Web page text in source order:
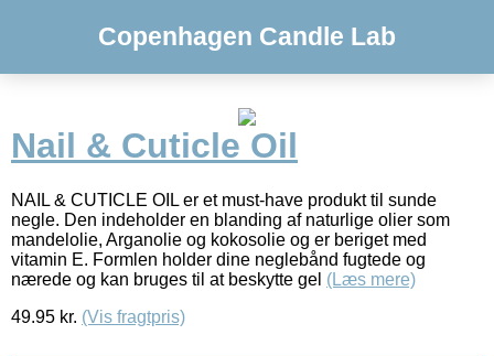
Copenhagen Candle Lab
Nail & Cuticle Oil
NAIL & CUTICLE OIL er et must-have produkt til sunde
negle. Den indeholder en blanding af naturlige olier som
mandelolie, Arganolie og kokosolie og er beriget med
vitamin E. Formlen holder dine neglebånd fugtede og
nærede og kan bruges til at beskytte gel (Læs mere)
49.95 kr. (Vis fragtpris)